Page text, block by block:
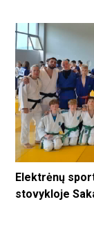
Elektrėnų
stovykloje